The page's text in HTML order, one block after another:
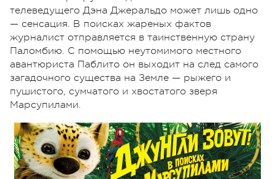
телеведущего Дэна Джеральдо может лишь одно
— сенсация. В поисках жареных фактов
журналист отправляется в таинственную страну
Паломбию. С помощью неутомимого местного
авантюриста Паблито он выходит на след самого
загадочного существа на Земле — рыжего и
пушистого, сумчатого и хвостатого зверя
Марсупилами.